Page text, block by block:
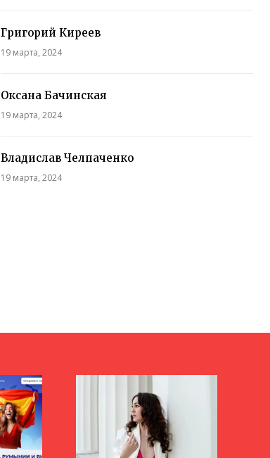
Григорий Киреев
19 марта, 2024
Оксана Бачинская
19 марта, 2024
Владислав Челпаченко
19 марта, 2024